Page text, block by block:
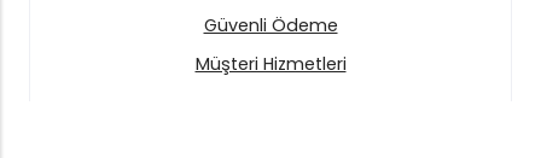
Güvenli Ödeme
Müşteri Hizmetleri